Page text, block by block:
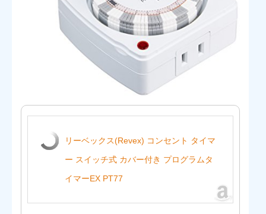
リーベックス(Revex) コンセント タイマ
ー スイッチ式 カバー付き プログラムタ
イマーEX PT77